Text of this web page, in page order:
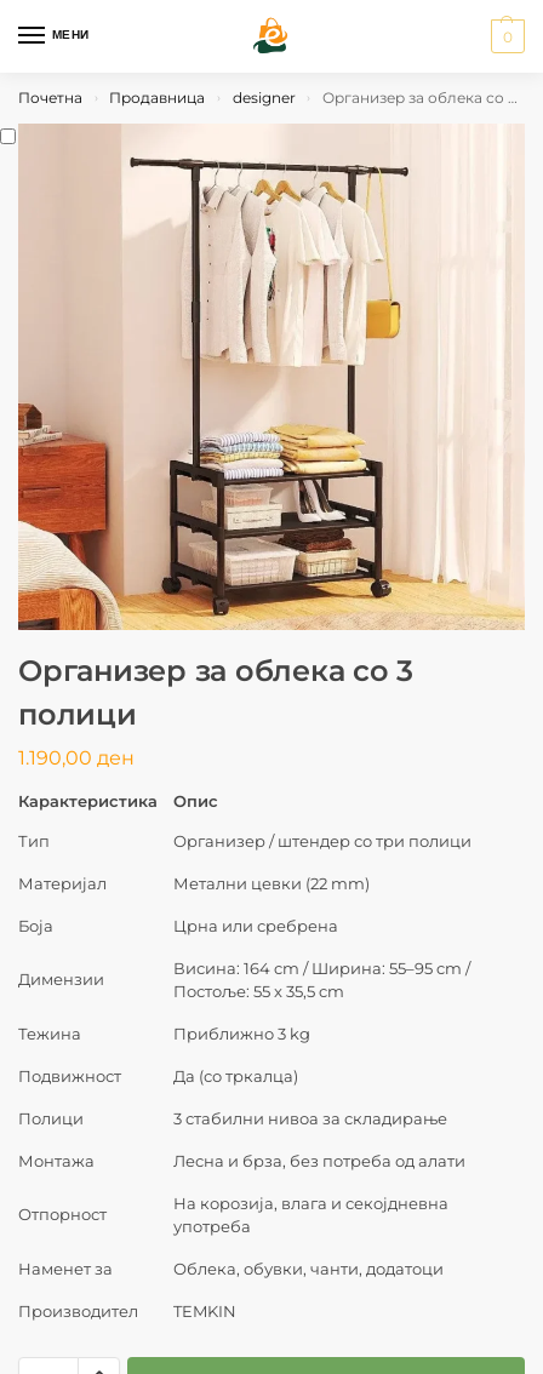
МЕНИ 0
Почетна › Продавница › designer › Организер за облека со 3 полици
Организер за облека со 3
полици
1.190,00 ден
Карактеристика Опис
Тип Организер / штендер со три полици
Материјал Метални цевки (22 mm)
Боја Црна или сребрена
Димензии
Висина: 164 cm / Ширина: 55–95 cm /
Постоље: 55 x 35,5 cm
Тежина Приближно 3 kg
Подвижност Да (со тркалца)
Полици 3 стабилни нивоа за складирање
Монтажа Лесна и брза, без потреба од алати
Отпорност
На корозија, влага и секојдневна
употреба
Наменет за Облека, обувки, чанти, додатоци
Производител TEMKIN